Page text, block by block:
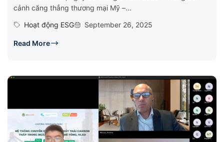
cảnh căng thẳng thương mại Mỹ –...
Hoạt động ESG
September 26, 2025
Read More